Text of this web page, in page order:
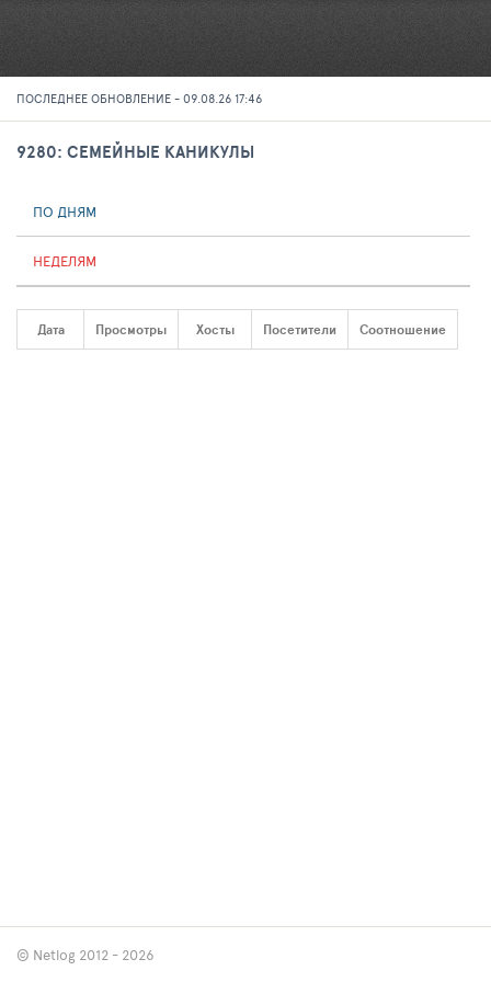
ПОСЛЕДНЕЕ ОБНОВЛЕНИЕ - 09.08.26 17:46
9280: СЕМЕЙНЫЕ КАНИКУЛЫ
ПО ДНЯМ
НЕДЕЛЯМ
Дата Просмотры Хосты Посетители Соотношение
© Netlog 2012 - 2026